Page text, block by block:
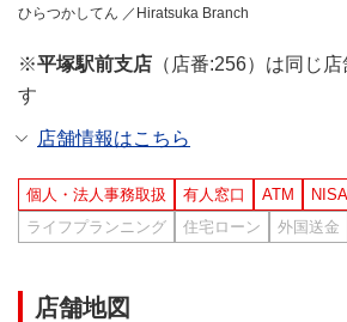
ひらつかしてん ／Hiratsuka Branch
※平塚駅前支店 （店番:256）は同じ
す
店舗情報はこちら
個人・法人事務取扱 有人窓口 ATM
ライフプランニング
住宅ローン 外国送金
店舗地図